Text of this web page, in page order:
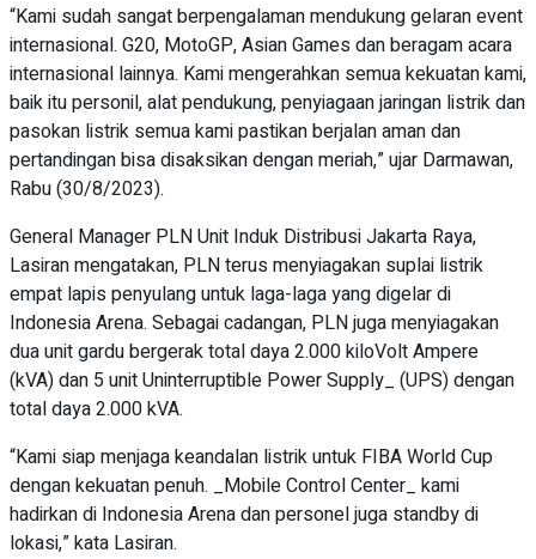
“Kami sudah sangat berpengalaman mendukung gelaran event
internasional. G20, MotoGP, Asian Games dan beragam acara
internasional lainnya. Kami mengerahkan semua kekuatan kami,
baik itu personil, alat pendukung, penyiagaan jaringan listrik dan
pasokan listrik semua kami pastikan berjalan aman dan
pertandingan bisa disaksikan dengan meriah,” ujar Darmawan,
Rabu (30/8/2023).
General Manager PLN Unit Induk Distribusi Jakarta Raya,
Lasiran mengatakan, PLN terus menyiagakan suplai listrik
empat lapis penyulang untuk laga-laga yang digelar di
Indonesia Arena. Sebagai cadangan, PLN juga menyiagakan
dua unit gardu bergerak total daya 2.000 kiloVolt Ampere
(kVA) dan 5 unit Uninterruptible Power Supply_ (UPS) dengan
total daya 2.000 kVA.
“Kami siap menjaga keandalan listrik untuk FIBA World Cup
dengan kekuatan penuh. _Mobile Control Center_ kami
hadirkan di Indonesia Arena dan personel juga standby di
lokasi,” kata Lasiran.